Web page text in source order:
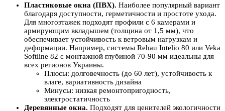
Пластиковые окна (ПВХ). Наиболее популярный вариант
благодаря доступности, герметичности и простоте ухода.
Для многоэтажек подходят профили с 6 камерами и
армирующим вкладышем (толщина от 1,5 мм), что
обеспечивает устойчивость к ветровым нагрузкам и
деформации. Например, системы Rehau Intelio 80 или Veka
Softline 82 с монтажной глубиной 70-90 мм идеальны для
всех регионов Украины.
Плюсы: долговечность (до 60 лет), устойчивость к
влаге, вариативность дизайна
Минусы: низкая ремонтопригодность,
электростатичность
Деревянные окна. Подходят для ценителей экологичности